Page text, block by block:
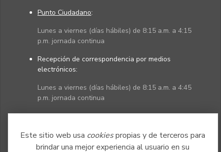
Este sitio web usa cookiespropias y de terceros para
brindar una mejor experiencia al usuario en su
Punto Ciudadano:
Lunes a viernes (días hábiles) de 8:15 a.m. a 4:15
p.m. jornada continua
Recepción de correspondencia por medios
electrónicos:
Lunes a viernes (días hábiles) de 8:15 a.m. a 4:45
p.m. jornada continua